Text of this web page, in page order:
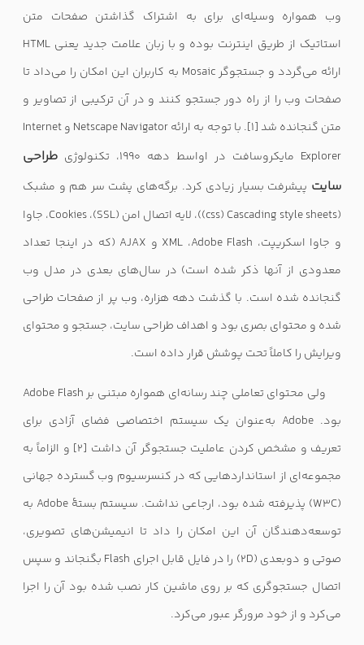
وب همواره وسیله‌ای برای به اشتراک گذاشتن صفحات متن
استاتیک از طریق اینترنت بوده و با زبان علامت جدید یعنی HTML
ارائه می‌گردد و جستجوگرMosaic به کاربران این امکان را می‌داد تا
صفحات وب را از راه دور جستجو کنند و در آن ترکیبی از تصاویر و
متن گنجانده شد [1]. با توجه به ارائهNetscape Navigator وInternet
Explorer مایکروسافت در اواسط دهه 1990، تکنولوژی
طراحی
سایت پیشرفت بسیار زیادی کرد. برگه‌های پشت سر هم و مشبک
((css) Cascading style sheets)، لایه اتصال امن (SSL)،Cookies، جاوا
و جاوا اسکریپت، Adobe Flash، XML و AJAX (که در اینجا تعداد
معدودی از آنها ذکر شده است) در سال‌های بعدی در مدل وب
گنجانده شده است. با گذشت دهه هزاره، وب پر از صفحات طراحی
شده و محتوای بصری بود و اهداف طراحی سایت، جستجو و محتوای
ویرایش را کاملاً تحت پوشش قرار داده است.
ولی محتوای تعاملی چند رسانه‌ای همواره مبتنی برAdobe Flash
بود. Adobe به‌عنوان یک سیستم اختصاصی فضای آزادی برای
تعریف و مشخص کردن عاملیت جستجوگر آن داشت [2] و الزاماً به
مجموعه‌ای از استانداردهایی که در کنسرسیوم وب گسترده جهانی
(W3C) پذیرفته شده بود، ارجاعی نداشت. سیستم بستهٔ Adobe به
توسعه‌دهندگان آن این امکان را داد تا انیمیشن‌های تصویری،
صوتی و دوبعدی (2D) را در فایل قابل اجرای Flash بگنجاند و سپس
اتصال جستجوگری که بر روی ماشین کار نصب شده بود آن را اجرا
می‌کرد و از خود مرورگر عبور می‌کرد.